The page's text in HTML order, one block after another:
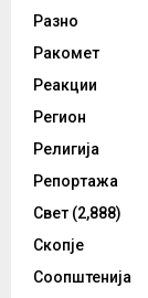
Разно
Ракомет
Реакции
Регион
Религија
Репортажа
Свет (2,888)
Скопје
Соопштенија